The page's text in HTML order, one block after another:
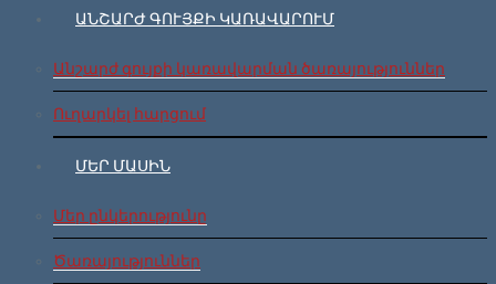
ԱՆՇԱՐԺ ԳՈՒՅՔԻ ԿԱՌԱՎԱՐՈՒՄ
Անշարժ գույքի կառավարման ծառայություններ
Ուղարկել հարցում
ՄԵՐ ՄԱՍԻՆ
Մեր ընկերությունը
Ծառայություններ